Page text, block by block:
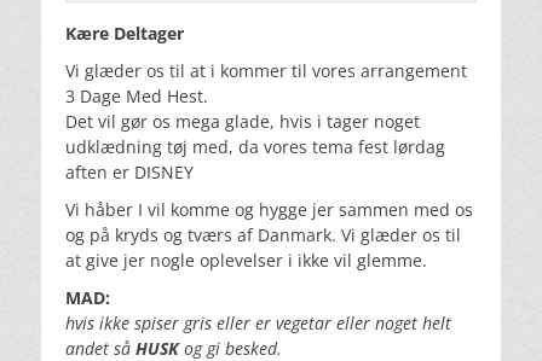
Kære Deltager
Vi glæder os til at i kommer til vores arrangement
3 Dage Med Hest.
Det vil gør os mega glade, hvis i tager noget
udklædning tøj med, da vores tema fest lørdag
aften er DISNEY
Vi håber I vil komme og hygge jer sammen med os
og på kryds og tværs af Danmark. Vi glæder os til
at give jer nogle oplevelser i ikke vil glemme.
MAD:
hvis ikke spiser gris eller er vegetar eller noget helt
andet så HUSKog gi besked.